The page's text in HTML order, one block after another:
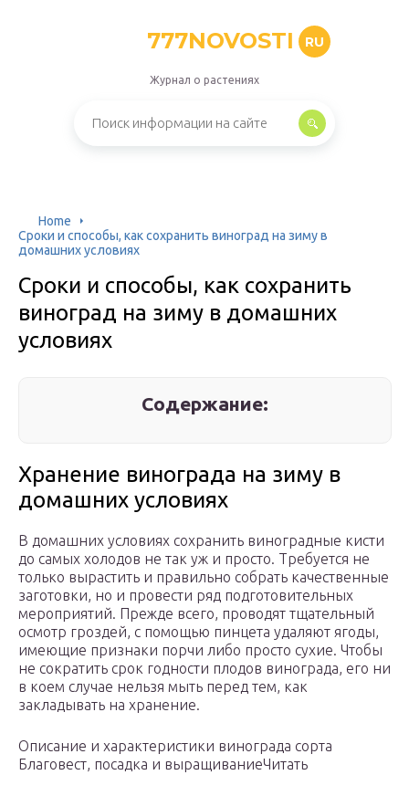
777NOVOSTI RU
Журнал о растениях
Home
Сроки и способы, как сохранить виноград на зиму в
домашних условиях
Сроки и способы, как сохранить
виноград на зиму в домашних
условиях
Содержание:
Хранение винограда на зиму в
домашних условиях
В домашних условиях сохранить виноградные кисти
до самых холодов не так уж и просто. Требуется не
только вырастить и правильно собрать качественные
заготовки, но и провести ряд подготовительных
мероприятий. Прежде всего, проводят тщательный
осмотр гроздей, с помощью пинцета удаляют ягоды,
имеющие признаки порчи либо просто сухие. Чтобы
не сократить срок годности плодов винограда, его ни
в коем случае нельзя мыть перед тем, как
закладывать на хранение.
Описание и характеристики винограда сорта
Благовест, посадка и выращиваниеЧитать